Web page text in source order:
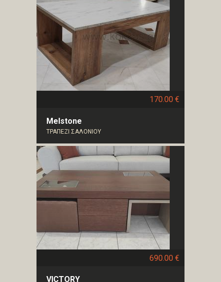
170.00 €
Melstone
ΤΡΑΠΕΖΙ ΣΑΛΟΝΙΟΥ
690.00 €
VICTORY